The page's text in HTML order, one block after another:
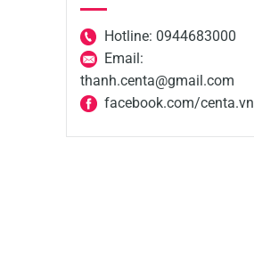
Hotline: 0944683000
Email:
thanh.centa@gmail.com
facebook.com/centa.vn